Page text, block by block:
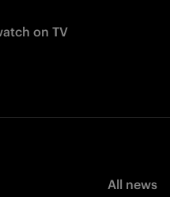
on TV
All news